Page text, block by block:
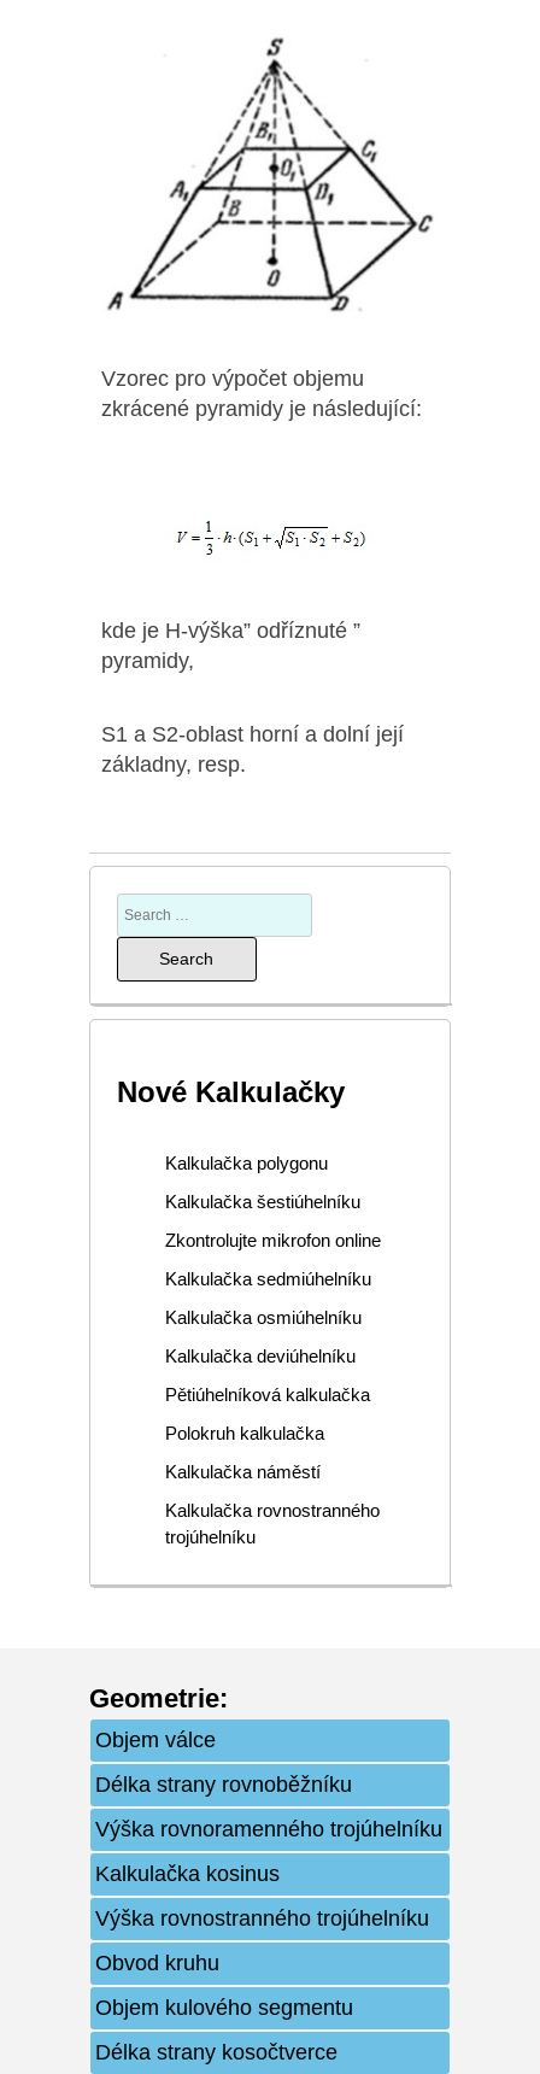
Vzorec pro výpočet objemu
zkrácené pyramidy je následující:
kde je H-výška” odříznuté ”
pyramidy,
S1 a S2-oblast horní a dolní její
základny, resp.
Nové Kalkulačky
Kalkulačka polygonu
Kalkulačka šestiúhelníku
Zkontrolujte mikrofon online
Kalkulačka sedmiúhelníku
Kalkulačka osmiúhelníku
Kalkulačka deviúhelníku
Pětiúhelníková kalkulačka
Polokruh kalkulačka
Kalkulačka náměstí
Kalkulačka rovnostranného
trojúhelníku
Geometrie:
Objem válce
Délka strany rovnoběžníku
Výška rovnoramenného trojúhelníku
Kalkulačka kosinus
Výška rovnostranného trojúhelníku
Obvod kruhu
Objem kulového segmentu
Délka strany kosočtverce